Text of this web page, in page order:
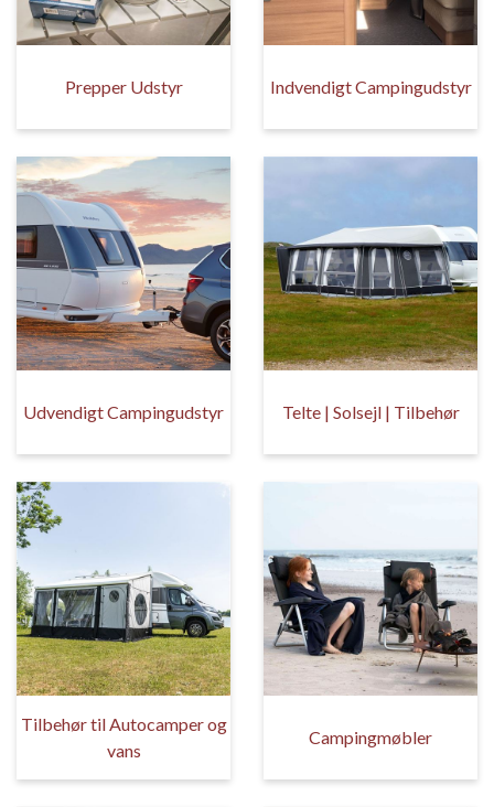
Prepper Udstyr Indvendigt Campingudstyr
Udvendigt Campingudstyr Telte | Solsejl | Tilbehør
Tilbehør til Autocamper og
vans
Campingmøbler